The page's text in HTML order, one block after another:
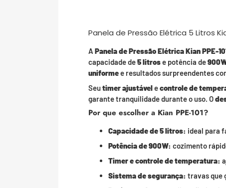
Panela de Pressão Elétrica 5 Litros
A Panela de Pressão Elétrica Kian PPE-
capacidade de5 litrose potência de
uniformee resultados surpreendentes
Seutimer ajustávelecontrole de
garante tranquilidade durante o uso. O
Por que escolher a Kian PPE-101?
Capacidade de 5 litros: ideal para
Potência de 900W: cozimento
Timer e controle de temperatura:
Sistema de segurança: travas que